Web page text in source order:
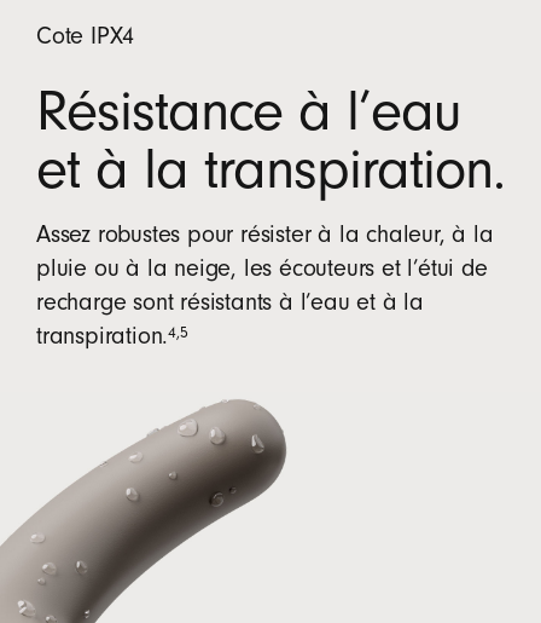
Cote IPX4
Résistance à l’eau
et à la transpiration.
Assez robustes pour résister à la chaleur, à la
pluie ou à la neige, les écouteurs et l’étui de
recharge sont résistants à l’eau et à la
transpiration.4,5